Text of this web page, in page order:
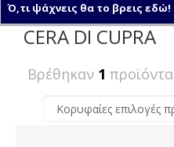
ΣΥΝΔΕΣΗ
CERA DI CUPRA
Βρέθηκαν 1 προϊόντα